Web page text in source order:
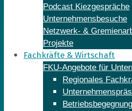
Podcast Kiezgespräche
Unternehmensbesuche
Netzwerk- &
Projekte
Fachkräfte & Wirtschaft
FKU-Angebote für
Regionales